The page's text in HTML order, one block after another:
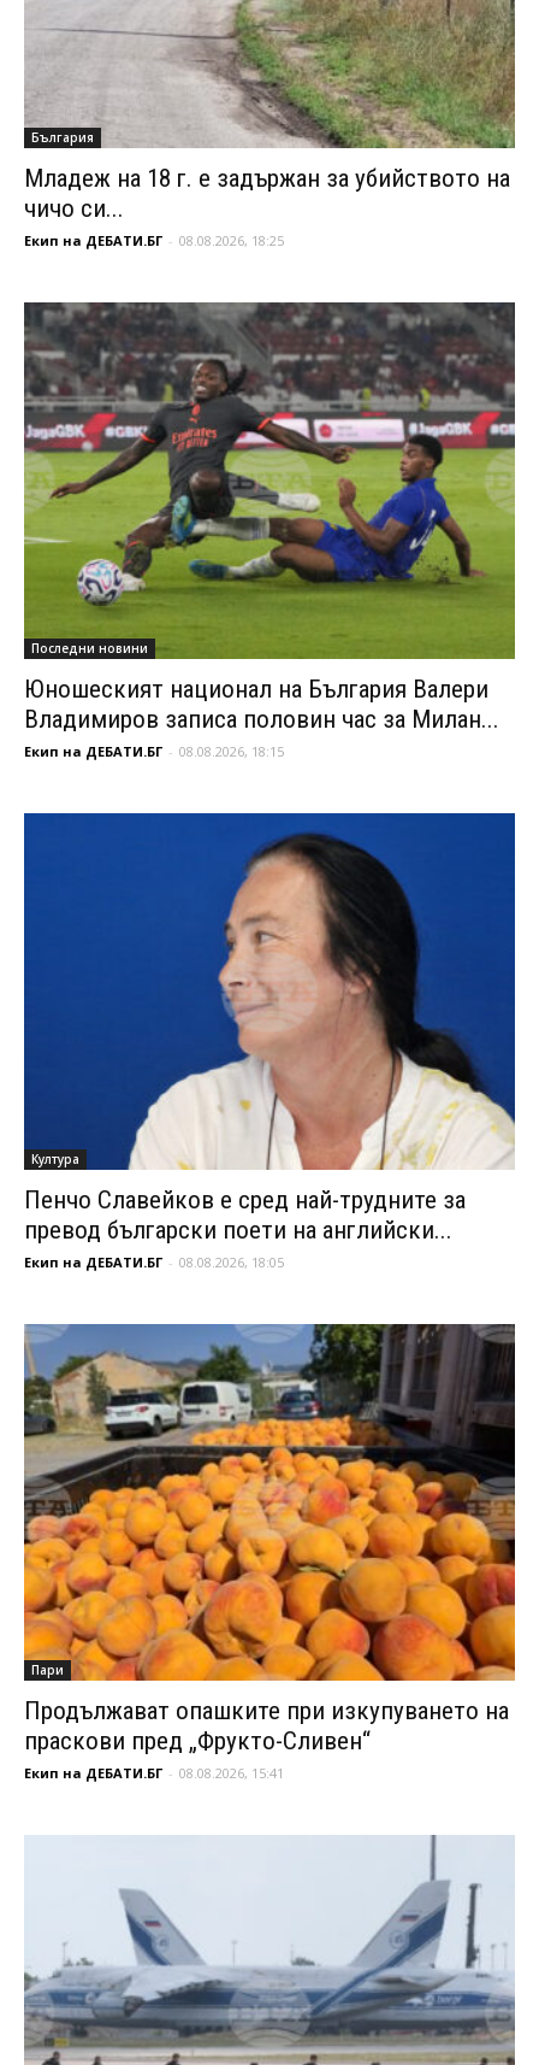
България
Младеж на 18 г. е задържан за убийството на
чичо си...
Екип на ДЕБАТИ.БГ - 08.08.2026, 18:25
Последни новини
Юношеският национал на България Валери
Владимиров записа половин час за Милан...
Екип на ДЕБАТИ.БГ - 08.08.2026, 18:15
Култура
Пенчо Славейков е сред най-трудните за
превод български поети на английски...
Екип на ДЕБАТИ.БГ - 08.08.2026, 18:05
Пари
Продължават опашките при изкупуването на
праскови пред „Фрукто-Сливен“
Екип на ДЕБАТИ.БГ - 08.08.2026, 15:41